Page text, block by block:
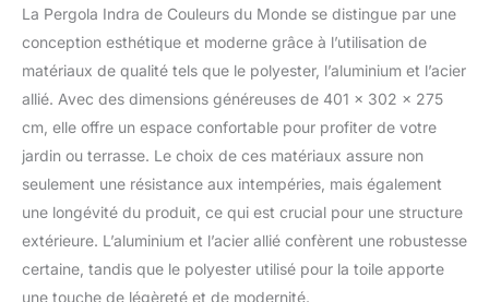
design original, cette
tonnelle est
accompagnée d'un
ensemble de 4 rideaux
en polyester 180 gr/m²,
d'un ton gris anthracite
intemporel. Non
vous protègent des
rayons du soleil, mais
également préservent
votre intimité tout en
La Pergola Indra de Couleurs du Monde se distingue par une
conception esthétique et moderne grâce à l’utilisation de
matériaux de qualité tels que le polyester, l’aluminium et l’acier
allié. Avec des dimensions généreuses de 401 x 302 x 275
cm, elle offre un espace confortable pour profiter de votre
jardin ou terrasse. Le choix de ces matériaux assure non
seulement une résistance aux intempéries, mais également
une longévité du produit, ce qui est crucial pour une structure
extérieure. L’aluminium et l’acier allié confèrent une robustesse
certaine, tandis que le polyester utilisé pour la toile apporte
une touche de légèreté et de modernité.